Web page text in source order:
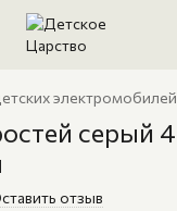
электромобилей
серый 4
отзыв